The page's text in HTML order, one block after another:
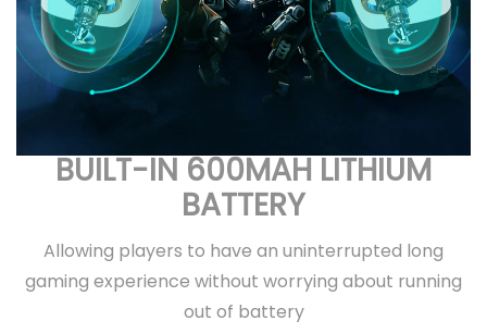
BUILT-IN 600MAH LITHIUM
BATTERY
Allowing players to have an uninterrupted long
gaming experience without worrying about running
out of battery